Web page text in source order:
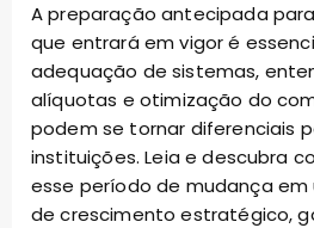
A preparação antecipada
que entrará em vigor é
adequação de sistemas,
alíquotas e otimização do
podem se tornar diferenciais
instituições. Leia e descubra
esse período de mudança
de crescimento estratégico,